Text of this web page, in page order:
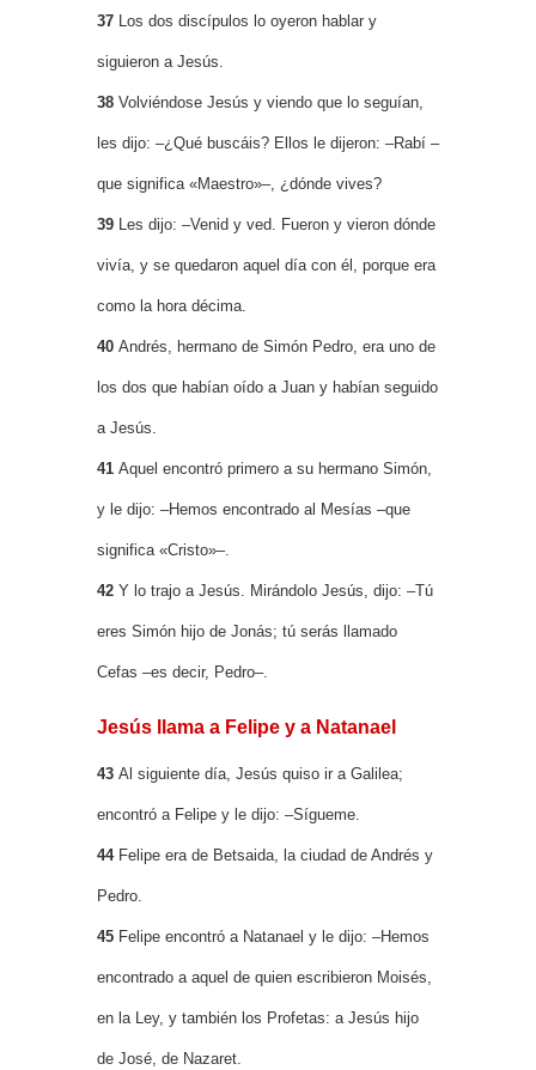
37 Los dos discípulos lo oyeron hablar y
siguieron a Jesús.
38 Volviéndose Jesús y viendo que lo seguían,
les dijo: –¿Qué buscáis? Ellos le dijeron: –Rabí –
que significa «Maestro»–, ¿dónde vives?
39 Les dijo: –Venid y ved. Fueron y vieron dónde
vivía, y se quedaron aquel día con él, porque era
como la hora décima.
40 Andrés, hermano de Simón Pedro, era uno de
los dos que habían oído a Juan y habían seguido
a Jesús.
41 Aquel encontró primero a su hermano Simón,
y le dijo: –Hemos encontrado al Mesías –que
significa «Cristo»–.
42 Y lo trajo a Jesús. Mirándolo Jesús, dijo: –Tú
eres Simón hijo de Jonás; tú serás llamado
Cefas –es decir, Pedro–.
Jesús llama a Felipe y a Natanael
43 Al siguiente día, Jesús quiso ir a Galilea;
encontró a Felipe y le dijo: –Sígueme.
44 Felipe era de Betsaida, la ciudad de Andrés y
Pedro.
45 Felipe encontró a Natanael y le dijo: –Hemos
encontrado a aquel de quien escribieron Moisés,
en la Ley, y también los Profetas: a Jesús hijo
de José, de Nazaret.